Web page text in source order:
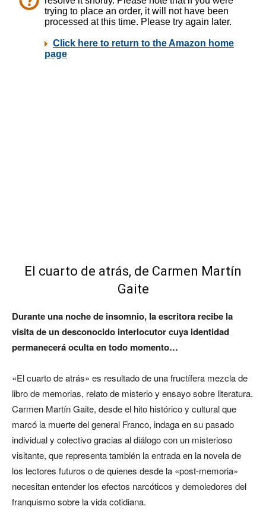
El cuarto de atrás, de Carmen Martín
Gaite
Durante una noche de insomnio, la escritora recibe la
visita de un desconocido interlocutor cuya identidad
permanecerá oculta en todo momento…
«El cuarto de atrás» es resultado de una fructífera mezcla de
libro de memorias, relato de misterio y ensayo sobre literatura.
Carmen Martín Gaite, desde el hito histórico y cultural que
marcó la muerte del general Franco, indaga en su pasado
individual y colectivo gracias al diálogo con un misterioso
visitante, que representa también la entrada en la novela de
los lectores futuros o de quienes desde la «post-memoria»
necesitan entender los efectos narcóticos y demoledores del
franquismo sobre la vida cotidiana.